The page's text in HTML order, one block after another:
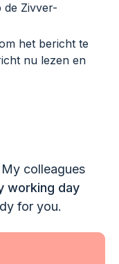
de Zivver-
het bericht te
nu lezen en
colleagues
working day
for you.